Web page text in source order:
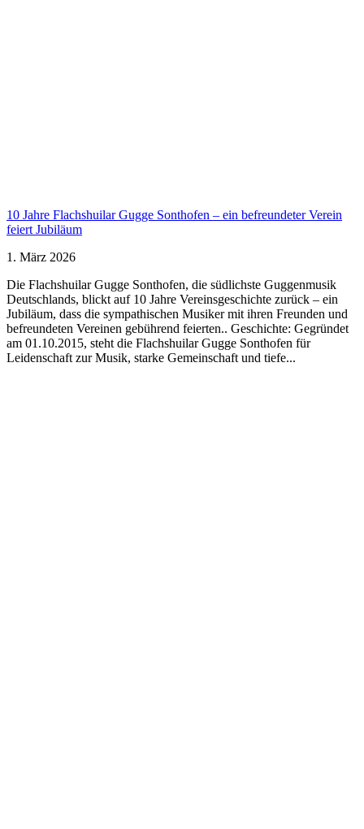
10 Jahre Flachshuilar Gugge Sonthofen – ein befreundeter Verein
feiert Jubiläum
1. März 2026
Die Flachshuilar Gugge Sonthofen, die südlichste Guggenmusik
Deutschlands, blickt auf 10 Jahre Vereinsgeschichte zurück – ein
Jubiläum, dass die sympathischen Musiker mit ihren Freunden und
befreundeten Vereinen gebührend feierten.. Geschichte: Gegründet
am 01.10.2015, steht die Flachshuilar Gugge Sonthofen für
Leidenschaft zur Musik, starke Gemeinschaft und tiefe...